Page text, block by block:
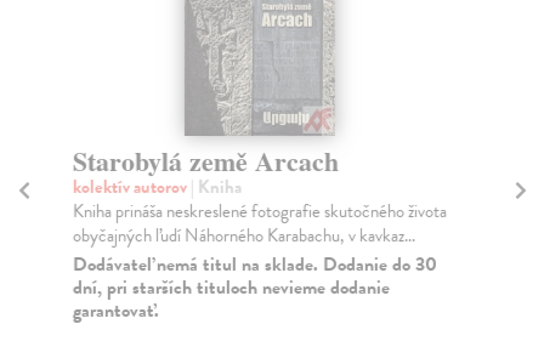
Starobylá země Arcach
kolektív autorov| Kniha
Kniha prináša neskreslené fotografie skutočného života
obyčajných ľudí Náhorného Karabachu, v kavkaz...
Dodávateľ nemá titul na sklade. Dodanie do 30
dní, pri starších tituloch nevieme dodanie
garantovať.